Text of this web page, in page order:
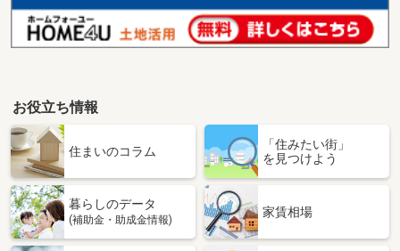
お役立ち情報
住まいのコラム
「住みたい街」
を見つけよう
暮らしのデータ
(補助金・助成金情報)
家賃相場